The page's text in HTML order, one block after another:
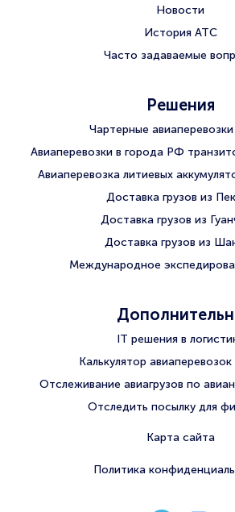
Новости
История АТС
Часто задаваемые
Решения
Чартерные авиаперевозки
Авиаперевозки в города РФ
Авиаперевозка литиевых
Доставка грузов из
Доставка грузов из
Доставка грузов из
Международное
IT решения в
Калькулятор
Отслеживание авиагрузов по
Отследить посылку для
Карта сайта
Политика